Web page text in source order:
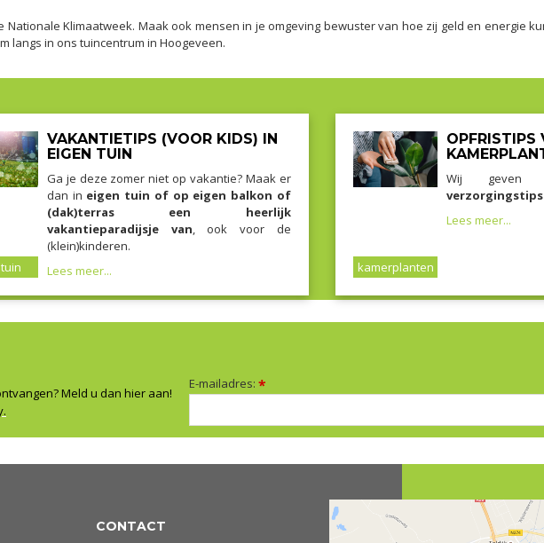
Klimaatweek. Maak ook mensen in je omgeving bewuster van hoe zij geld en energie
langs in ons tuincentrum in Hoogeveen.
VAKANTIETIPS (VOOR KIDS) IN
EIGEN TUIN
Ga je deze zomer niet op vakantie? Maak er
dan in eigen tuin of op eigen balkon of
(dak)terras een heerlijk
vakantieparadijsje van , ook voor de
(klein)kinderen.
Lees meer...
kamerplanten
OPFRISTIPS
Wij
Lees meer...
Meld u dan hier aan!
E-mailadres: *
CONTACT